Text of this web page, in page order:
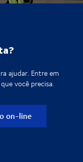
ajudar. Entre em
você precisa.
on-line